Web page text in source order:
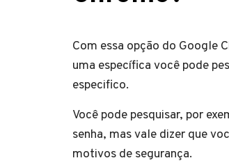
Com essa opção do Google
uma específica você pode
especifico.
Você pode pesquisar, por
senha, mas vale dizer que
motivos de segurança.